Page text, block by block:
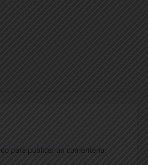
para publicar un comentario.